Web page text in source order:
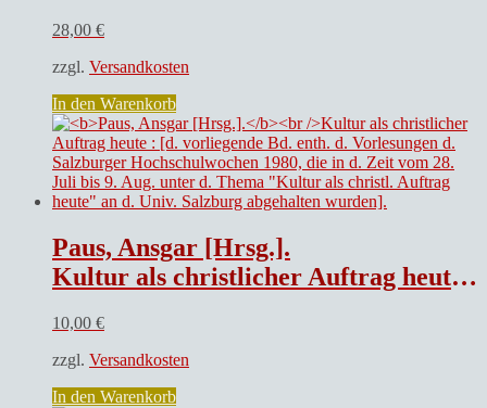
28,00 €
zzgl. Versandkosten
In den Warenkorb
Paus, Ansgar [Hrsg.].
Kultur als christlicher Auftrag heute : [d. vorliegende Bd. enth. d. Vorlesungen d. Salzburger Hochschulwochen 1980, die in d. Zeit vom 28. Juli bis 9. Aug. unter d. Thema „Kultur als christl. Auftrag heute“ an d. Univ. Salzburg abgehalten wurden].
10,00 €
zzgl. Versandkosten
In den Warenkorb